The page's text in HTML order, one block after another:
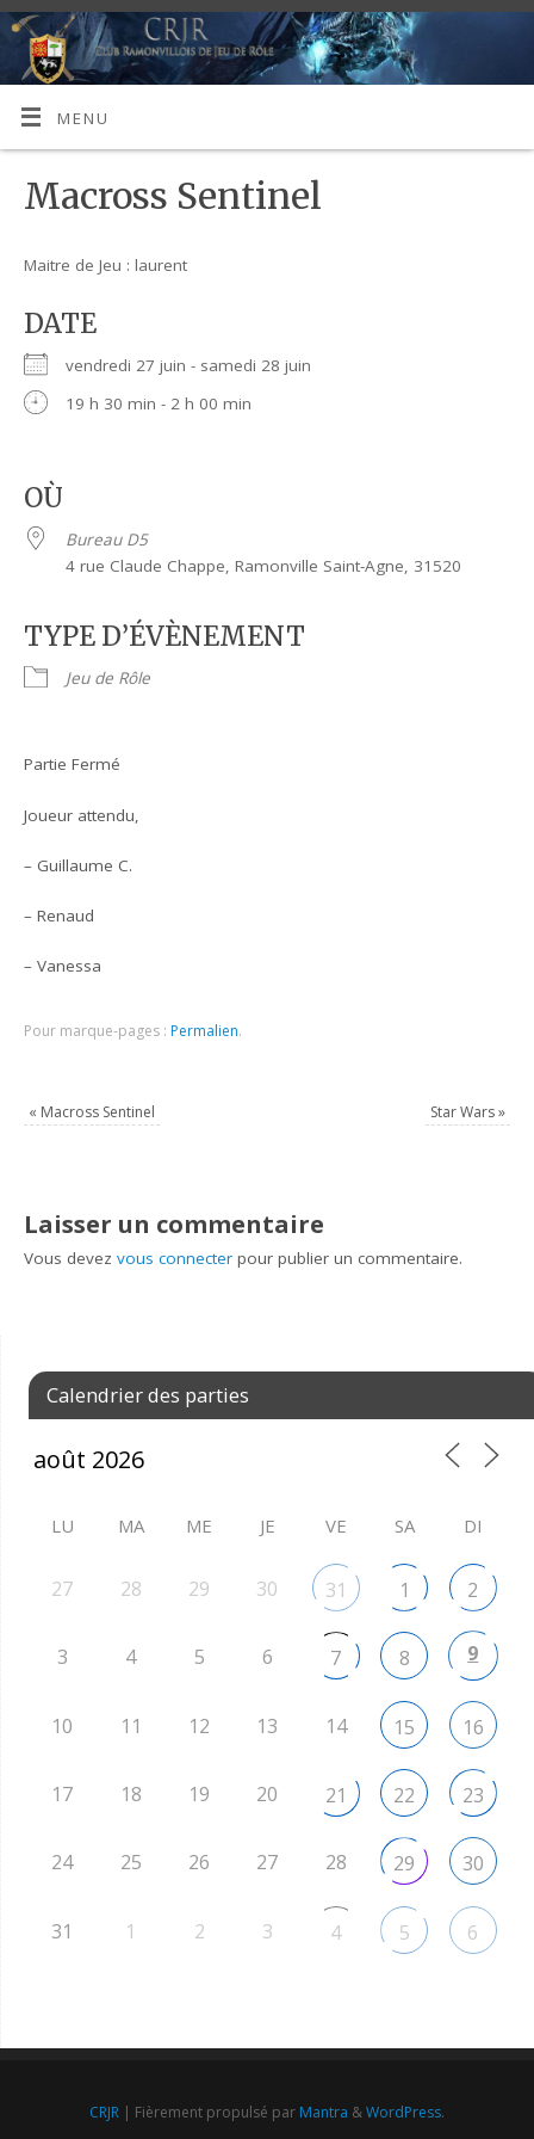
MENU
Macross Sentinel
Maitre de Jeu : laurent
DATE
vendredi 27 juin - samedi 28 juin
19 h 30 min - 2 h 00 min
OÙ
Bureau D5
4 rue Claude Chappe, Ramonville Saint-Agne, 31520
TYPE D’ÉVÈNEMENT
Jeu de Rôle
Partie Fermé
Joueur attendu,
– Guillaume C.
– Renaud
– Vanessa
Pour marque-pages : Permalien.
« Macross Sentinel Star Wars»
Laisser un commentaire
Vous devezvous connecter pour publier un commentaire.
Calendrier des parties
LU MA ME JE VE SA DI
27 28 29 30 31 1 2
3 4 5 6 7 8 9
10 11 12 13 14 15 16
17 18 19 20 21 22 23
24 25 26 27 28 29 30
31 1 2 3 4 5 6
CRJR | Fièrement propulsé par Mantra &WordPress.